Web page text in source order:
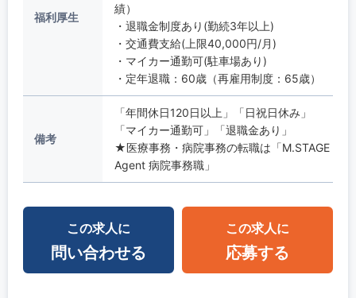
福利厚生
績）
・退職金制度あり(勤続3年以上)
・交通費支給(上限40,000円/月)
・マイカー通勤可(駐車場あり)
・定年退職：60歳（再雇用制度：65歳）
備考
「年間休日120日以上」「日祝日休み」
「マイカー通勤可」「退職金あり」
★医療事務・病院事務の転職は「M.STAGE
Agent 病院事務職」
この求人に
問い合わせる
この求人に
応募する